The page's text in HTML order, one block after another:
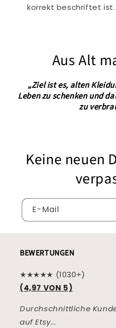
korrekt beschriftet ist.
Aus Alt
„Ziel ist es, alten
Leben zu schenken und
zu
Keine neuen
E-Mail
BEWERTUNGEN
★★★★★ (1030+)
(4,97 VON 5)
Durchschnittliche
auf Etsy...